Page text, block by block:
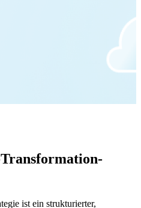
ist ein strukturierter,